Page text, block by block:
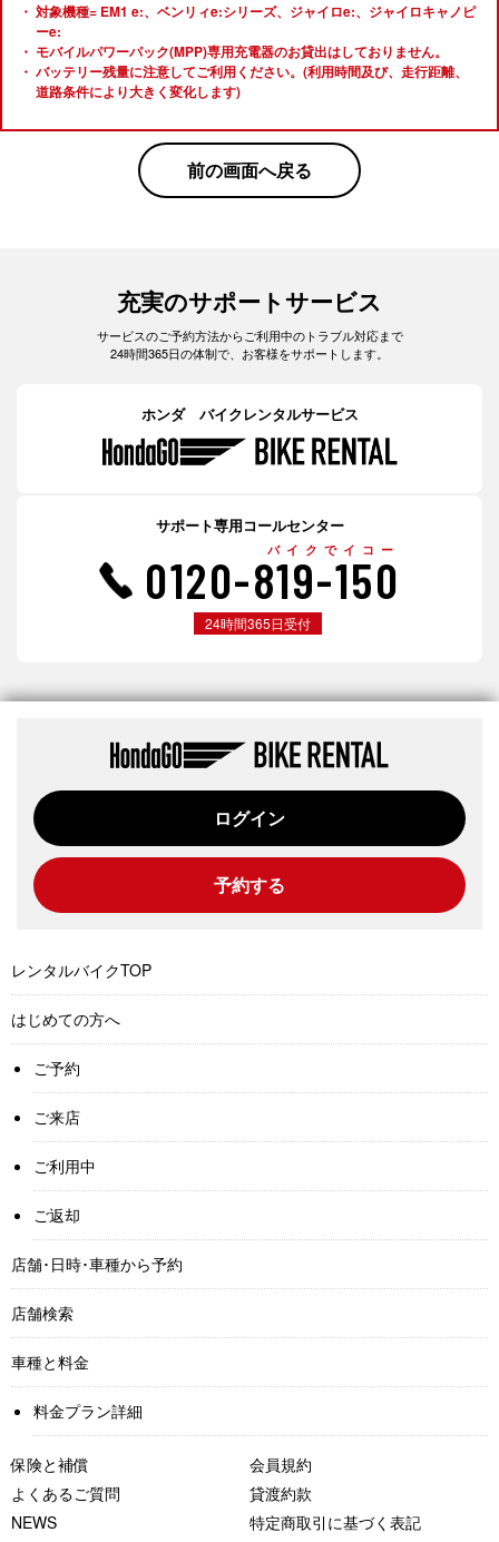
対象機種= EM1 e:、ベンリィe:シリーズ、ジャイロe:、ジャイロキャノピ
ーe:
モバイルパワーパック(MPP)専用充電器のお貸出はしておりません。
バッテリー残量に注意してご利用ください。(利用時間及び、走行距離、
道路条件により大きく変化します)
前の画面へ戻る
充実のサポートサービス
サービスのご予約方法からご利用中のトラブル対応まで
24時間365日の体制で、お客様をサポートします。
ホンダ バイクレンタルサービス
サポート専用コールセンター
バイクでイコー
0120-819-150
24時間365日受付
ログイン
予約する
レンタルバイクTOP
はじめての方へ
ご予約
ご来店
ご利用中
ご返却
店舗･日時･車種から予約
店舗検索
車種と料金
料金プラン詳細
保険と補償
よくあるご質問
NEWS
会員規約
貸渡約款
特定商取引に基づく表記